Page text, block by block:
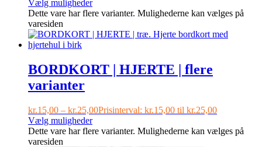
Vælg muligheder
Dette vare har flere varianter. Mulighederne kan vælges på
varesiden
BORDKORT | HJERTE | flere
varianter
kr.15,00 – kr.25,00Prisinterval: kr.15,00 til kr.25,00
Vælg muligheder
Dette vare har flere varianter. Mulighederne kan vælges på
varesiden